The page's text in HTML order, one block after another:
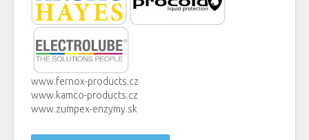
www.fernox-products.cz
www.kamco-products.cz
www.zumpex-enzymy.sk